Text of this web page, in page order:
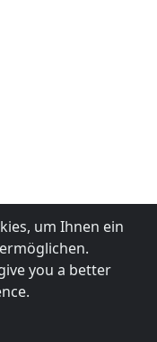
um Ihnen ein
you a better